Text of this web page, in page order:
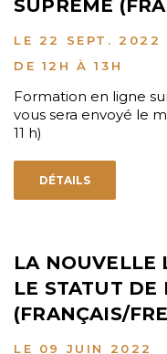
SUPRÊME
LE 22 SEPT. 2022
DE 12H À 13H
Formation en ligne
vous sera envoyé le
11 h)
DÉTAILS
LA NOUVELLE
LE STATUT DE
(FRANÇAIS/
LE 09 JUIN 2022